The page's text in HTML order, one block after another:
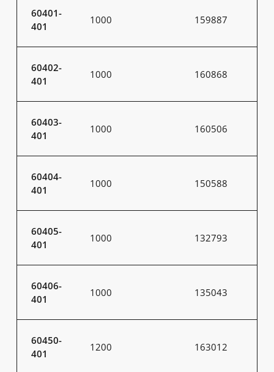
60401-
401
1000 159887
60402-
401
1000 160868
60403-
401
1000 160506
60404-
401
1000 150588
60405-
401
1000 132793
60406-
401
1000 135043
60450-
401
1200 163012